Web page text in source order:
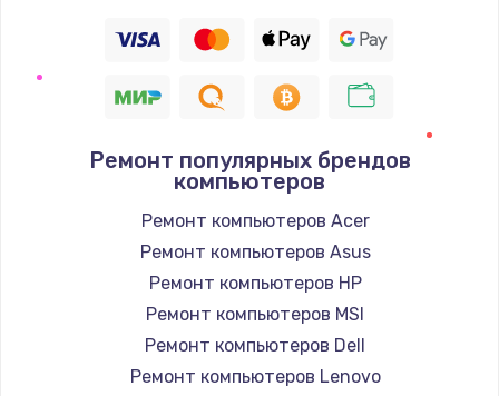
Ремонт популярных брендов
компьютеров
Ремонт компьютеров Acer
Ремонт компьютеров Asus
Ремонт компьютеров HP
Ремонт компьютеров MSI
Ремонт компьютеров Dell
Ремонт компьютеров Lenovo